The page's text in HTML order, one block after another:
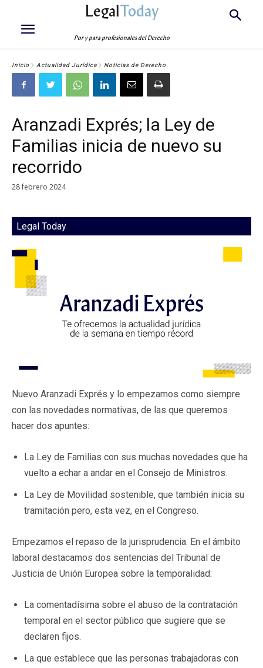
LegalToday
Por y para profesionales del Derecho
Inicio Actualidad Jurídica Noticias de Derecho
Aranzadi Exprés; la Ley de
Familias inicia de nuevo su
recorrido
28 febrero 2024
Legal Today
Nuevo Aranzadi Exprés y lo empezamos como siempre
con las novedades normativas, de las que queremos
hacer dos apuntes:
La Ley de Familias con sus muchas novedades que ha
vuelto a echar a andar en el Consejo de Ministros.
La Ley de Movilidad sostenible, que también inicia su
tramitación pero, esta vez, en el Congreso.
Empezamos el repaso de la jurisprudencia. En el ámbito
laboral destacamos dos sentencias del Tribunal de
Justicia de Unión Europea sobre la temporalidad:
La comentadísima sobre el abuso de la contratación
temporal en el sector público que sugiere que se
declaren fijos.
La que establece que las personas trabajadoras con